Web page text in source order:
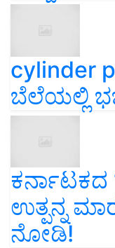
cylinder
ಬೆಲೆಯಲ್ಲಿ
ಉತ್ಪನ್ನ
ನೋಡಿ!